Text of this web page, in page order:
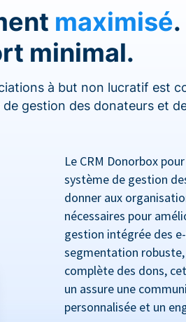
maximisé.
minimal.
à but non lucratif est
gestion des donateurs et
Le CRM Donorbox
système de gestion
donner aux
nécessaires pour
gestion intégrée des
segmentation
complète des dons,
un assure une
personnalisée et un